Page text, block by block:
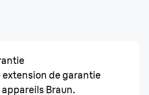
de garantie
Braun.